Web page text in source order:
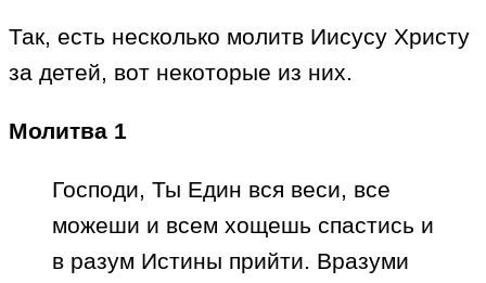
Так, есть несколько молитв Иисусу Христу
за детей, вот некоторые из них.
Молитва 1
Господи, Ты Един вся веси, все
можеши и всем хощешь спастись и
в разум Истины прийти. Вразуми